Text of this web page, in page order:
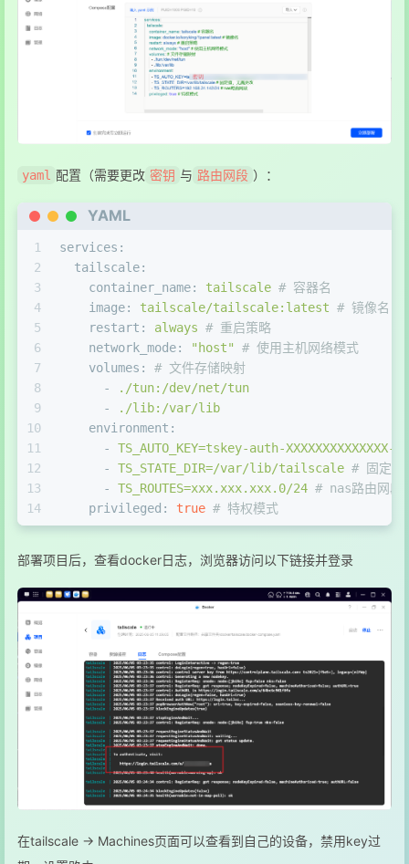
yaml 配置（需要更改 密钥 与 路由网段 ）：
YAML
1
2
3
4
5
6
7
8
9
10
11
12
13
14
services:
tailscale:
container_name:
tailscale # 容器名
image:
tailscale/tailscale:latest # 镜像名
restart:
always # 重启策略
network_mode:
"host"
# 使用主机网络模式
volumes:
# 文件存储映射
-
./tun:/dev/net/tun
-
./lib:/var/lib
environment:
-
TS_AUTO_KEY=tskey-auth-XXXXXXXXXXXXXX-
-
TS_STATE_DIR=/var/lib/tailscale # 固定值
-
TS_ROUTES=xxx.xxx.xxx.0/24 # nas路由网段
privileged:
true # 特权模式
部署项目后，查看docker日志，浏览器访问以下链接并登录
在tailscale -> Machines页面可以查看到自己的设备，禁用key过